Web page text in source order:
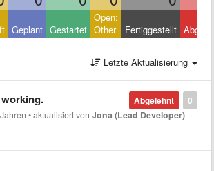
Geplant Gestartet
Open:
Other
Fertiggestellt
Letzte Aktualisierung
0
Abgelehnt
•aktualisiert vonJona (Lead Developer)